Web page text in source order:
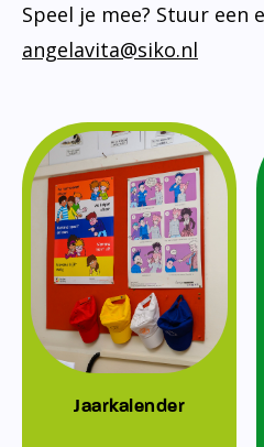
Speel je mee? Stuur een
angelavita@siko.nl
Jaarkalender